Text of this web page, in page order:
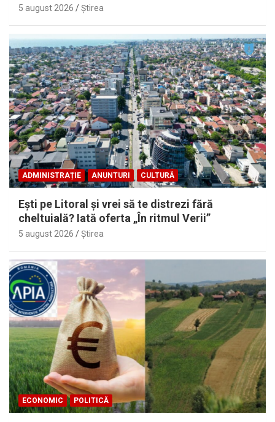
5 august 2026 Ştirea
ADMINISTRAȚIE ANUNTURI CULTURĂ
Eşti pe Litoral şi vrei să te distrezi fără
cheltuială? Iată oferta „În ritmul Verii”
5 august 2026 Ştirea
ECONOMIC POLITICĂ